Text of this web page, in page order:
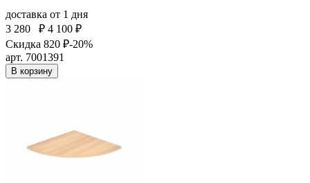
доставка от 1 дня
3 280
₽ 4 100 ₽
Скидка 820 ₽-20%
арт. 7001391
В корзину